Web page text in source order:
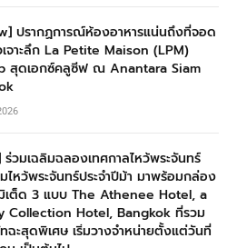
ปรากฏการณ์ห้องอาหารแน่นถึงที่จอด
จาะลึก La Petite Maison (LPM)
สุดเอกซ์คลูซีฟ ณ Anantara Siam
วมเฉลิมฉลองเทศกาลไหว้พระจันทร์
ไหว้พระจันทร์ประจำปีม้า มาพร้อมกล่อง
เต็ด 3 แบบ The Athenee Hotel, a
Collection Hotel, Bangkok ที่รวม
ฉะสุดพิเศษ เริ่มวางจำหน่ายตั้งแต่วันที่